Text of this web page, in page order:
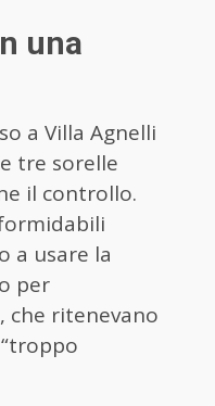
una
a Villa Agnelli
tre sorelle
il controllo.
a usare la
per
che ritenevano